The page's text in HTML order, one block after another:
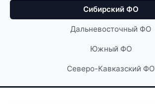
Сибирский ФО
Дальневосточный ФО
Южный ФО
Северо-Кавказский ФО